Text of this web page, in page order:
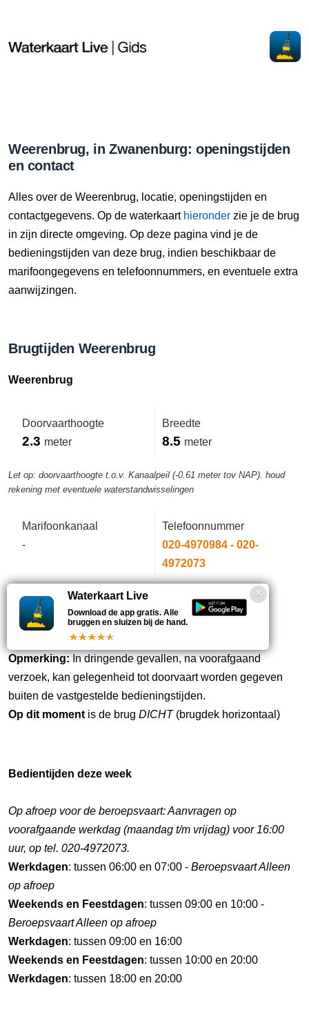
Weerenbrug, in Zwanenburg: openingstijden
en contact
Alles over de Weerenbrug, locatie, openingstijden en
contactgegevens. Op de waterkaart hieronder zie je de brug
in zijn directe omgeving. Op deze pagina vind je de
bedieningstijden van deze brug, indien beschikbaar de
marifoongegevens en telefoonnummers, en eventuele extra
aanwijzingen.
Brugtijden Weerenbrug
Weerenbrug
Doorvaarthoogte
2.3 meter
Breedte
8.5 meter
Let op: doorvaarthoogte t.o.v. Kanaalpeil (-0.61 meter tov NAP). houd
rekening met eventuele waterstandwisselingen
Marifoonkanaal
-
Telefoonnummer
020-4970984 - 020-
4972073
Brug wordt op afstand bediend. Hoogte aflopend tot
KP+2,20m. aan de kanten.
Opmerking:In dringende gevallen, na voorafgaand
verzoek, kan gelegenheid tot doorvaart worden gegeven
buiten de vastgestelde bedieningstijden.
Op dit moment is de brug DICHT(brugdek horizontaal)
Bedientijden deze week
Op afroep voor de beroepsvaart: Aanvragen op
voorafgaande werkdag (maandag t/m vrijdag) voor 16:00
uur, op tel. 020-4972073.
Werkdagen: tussen 06:00 en 07:00 - Beroepsvaart Alleen
op afroep
Weekends en Feestdagen: tussen 09:00 en 10:00 -
Beroepsvaart Alleen op afroep
Werkdagen: tussen 09:00 en 16:00
Weekends en Feestdagen: tussen 10:00 en 20:00
Werkdagen: tussen 18:00 en 20:00
Waterkaart Live
Download de app gratis. Alle
bruggen en sluizen bij de hand.